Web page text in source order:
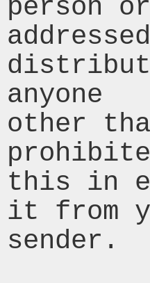
person
anyone
other
this in
it from
sender.